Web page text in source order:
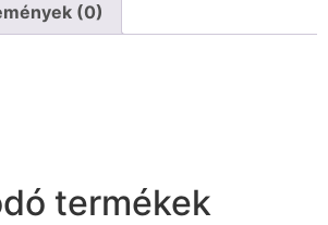
(0)
termékek